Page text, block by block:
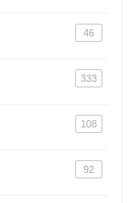
46
333
108
92